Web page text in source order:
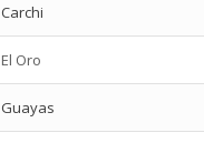
Carchi
El Oro
Guayas